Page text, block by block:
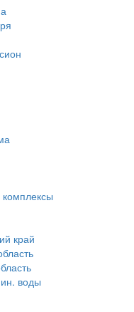
край
воды